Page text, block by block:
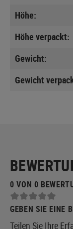
Höhe:
Höhe verpackt:
Gewicht:
Gewicht
0 VON 0
GEBEN SIE EINE
Teilen Sie Ihre